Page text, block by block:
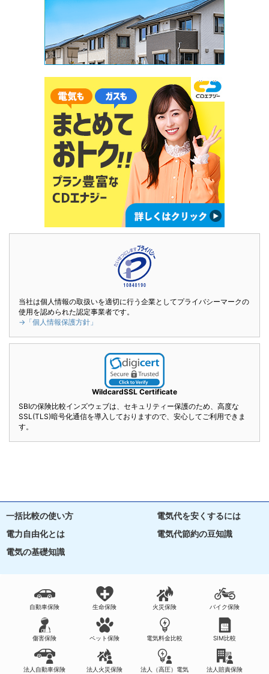
当社は個人情報の取扱いを適切に行う企業としてプライバシーマークの
使用を認められた認定事業者です。
→「個人情報保護方針」
WildcardSSL Certificate
SBIの保険比較インズウェブは、セキュリティー保護のため、高度な
SSL(TLS)暗号化通信を導入しておりますので、安心してご利用できま
す。
一括比較の使い方
電気代を安くするには
電力自由化とは
電気代節約の豆知識
電気の基礎知識
自動車保険 生命保険 火災保険 バイク保険
傷害保険 ペット保険 電気料金比較 SIM比較
法人自動車保険 法人火災保険 法人（高圧）電気 法人賠責保険